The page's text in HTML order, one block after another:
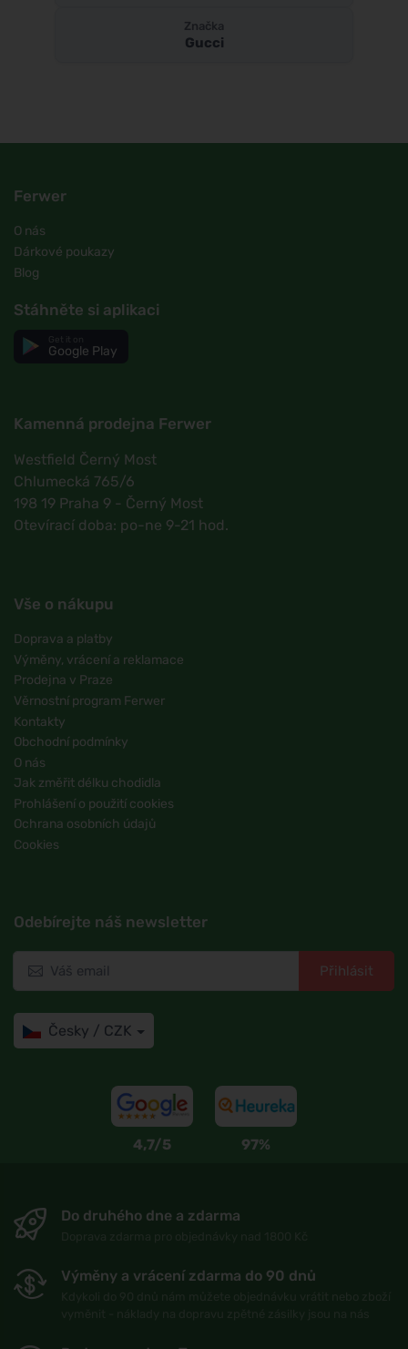
Značka
Gucci
Ferwer
O nás
Dárkové poukazy
Blog
Stáhněte si aplikaci
Google Play
Kamenná prodejna Ferwer
Westfield Černý Most
Chlumecká 765/6
198 19 Praha 9 - Černý Most
Otevírací doba: po-ne 9-21 hod.
Vše o nákupu
Doprava a platby
Výměny, vrácení a reklamace
Prodejna v Praze
Věrnostní program Ferwer
Kontakty
Obchodní podmínky
O nás
Jak změřit délku chodidla
Prohlášení o použití cookies
Ochrana osobních údajů
Cookies
Odebírejte náš newsletter
Přihlásit
Česky / CZK
4,7/5 97%
Do druhého dne a zdarma
Výměny a vrácení zdarma do 90 dnů